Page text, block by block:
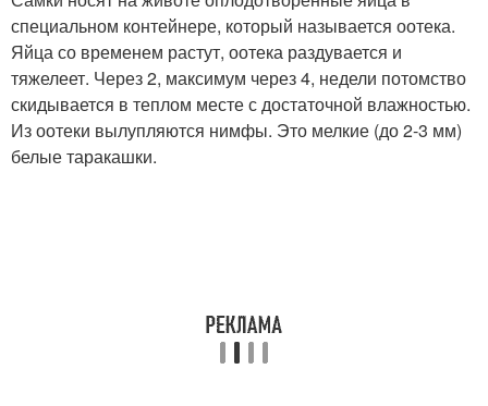
специальном контейнере, который называется оотека.
Яйца со временем растут, оотека раздувается и
тяжелеет. Через 2, максимум через 4, недели потомство
скидывается в теплом месте с достаточной влажностью.
Из оотеки вылупляются нимфы. Это мелкие (до 2-3 мм)
белые таракашки.